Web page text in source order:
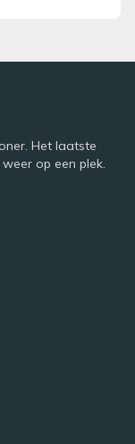
Het laatste
op een plek.